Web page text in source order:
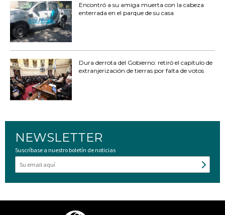
Encontró a su amiga muerta con la cabeza
enterrada en el parque de su casa
Dura derrota del Gobierno: retiró el capítulo de
extranjerización de tierras por falta de votos
NEWSLETTER
Suscríbase a nuestro boletín de noticias